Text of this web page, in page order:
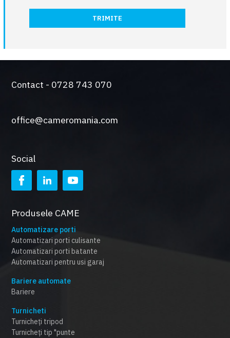
TRIMITE
Contact - 0728 743 070
office@cameromania.com
Social
Produsele CAME
Automatizare porti
Automatizari porti culisante
Automatizari porti batante
Automatizari pentru usi garaj
Bariere automate
Bariere
Turnicheti
Turnicheți tripod
Turnicheți tip "punte